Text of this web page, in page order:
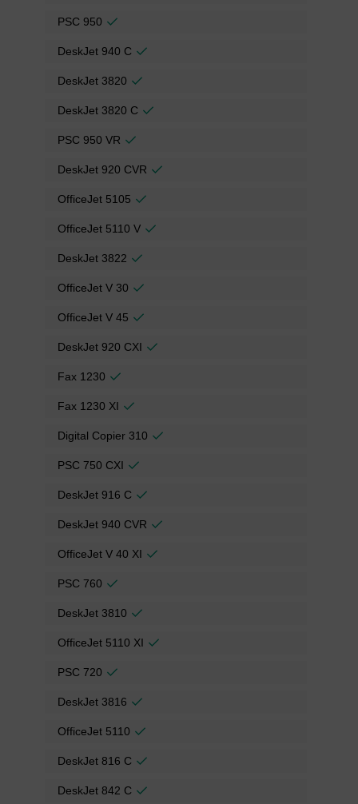
PSC 950
DeskJet 940 C
DeskJet 3820
DeskJet 3820 C
PSC 950 VR
DeskJet 920 CVR
OfficeJet 5105
OfficeJet 5110 V
DeskJet 3822
OfficeJet V 30
OfficeJet V 45
DeskJet 920 CXI
Fax 1230
Fax 1230 XI
Digital Copier 310
PSC 750 CXI
DeskJet 916 C
DeskJet 940 CVR
OfficeJet V 40 XI
PSC 760
DeskJet 3810
OfficeJet 5110 XI
PSC 720
DeskJet 3816
OfficeJet 5110
DeskJet 816 C
DeskJet 842 C